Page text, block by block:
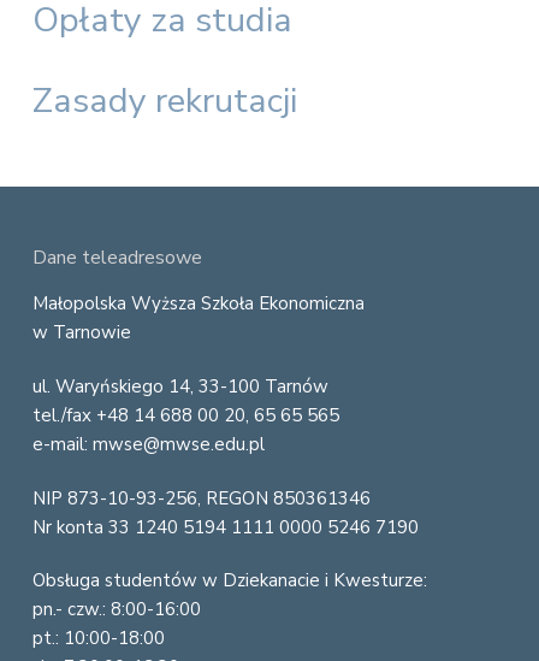
Opłaty za studia
Zasady rekrutacji
Dane teleadresowe
Małopolska Wyższa Szkoła Ekonomiczna
w Tarnowie
ul. Waryńskiego 14, 33-100 Tarnów
tel./fax +48 14 688 00 20, 65 65 565
e-mail: mwse@mwse.edu.pl
NIP 873-10-93-256, REGON 850361346
Nr konta 33 1240 5194 1111 0000 5246 7190
Obsługa studentów w Dziekanacie i Kwesturze:
pn.- czw.: 8:00-16:00
pt.: 10:00-18:00